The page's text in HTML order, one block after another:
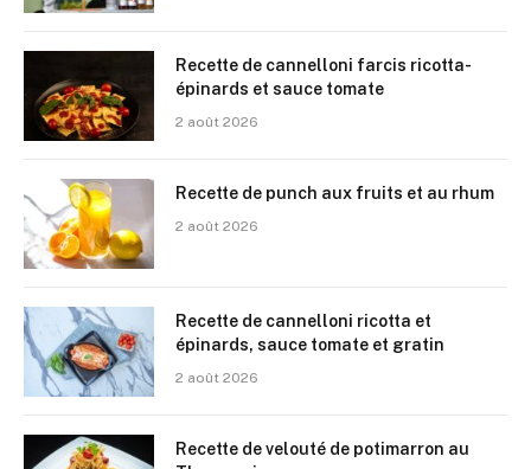
Recette de cannelloni farcis ricotta-
épinards et sauce tomate
2 août 2026
Recette de punch aux fruits et au rhum
2 août 2026
Recette de cannelloni ricotta et
épinards, sauce tomate et gratin
2 août 2026
Recette de velouté de potimarron au